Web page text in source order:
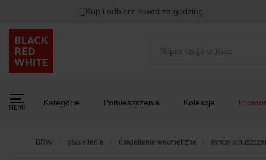
Kup i odbierz nawet za godzinę
MENU
Kategorie Pomieszczenia Kolekcje
BRW oświetlenie oświetlenie wewnętrzne lampy